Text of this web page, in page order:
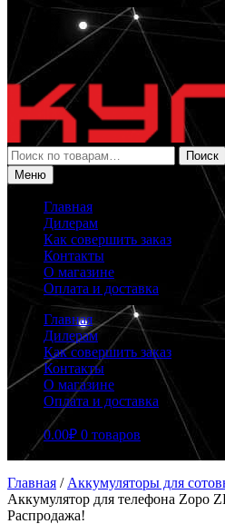
Искать:
Поиск
Меню
Главная
Дилерам
Как совершить заказ
Контакты
О магазине
Оплата и доставка
Главная
Дилерам
Как совершить заказ
Контакты
О магазине
Оплата и доставка
0.00₽ 0 товаров
Главная / Аккумуляторы для
Аккумулятор для телефона Zopo
Распродажа!